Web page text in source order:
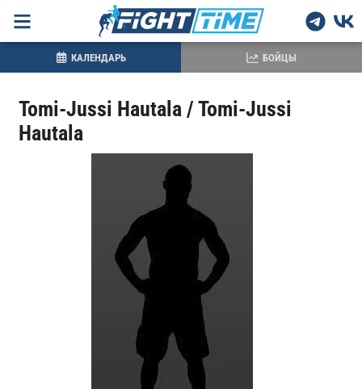
Tomi-Jussi Hautala / Tomi-Jussi
Hautala
КАЛЕНДАРЬ БОЙЦЫ